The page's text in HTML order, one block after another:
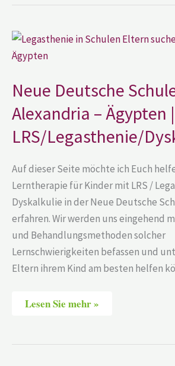
Neue Deutsche
Alexandria – Ägypten |
LRS/Legasthenie/
Auf dieser Seite möchte ich Euch
Lerntherapie für Kinder mit LRS /
Dyskalkulie in der Neue Deutsche
erfahren. Wir werden uns eingehend
und Behandlungsmethoden solcher
Lernschwierigkeiten befassen und
Eltern ihrem Kind am besten helfen
Neue
Deutsche
Schule
Alexandria
Ägypten
|
LRS/Legasthenie/Dyskalkulie
Lesen Sie mehr »